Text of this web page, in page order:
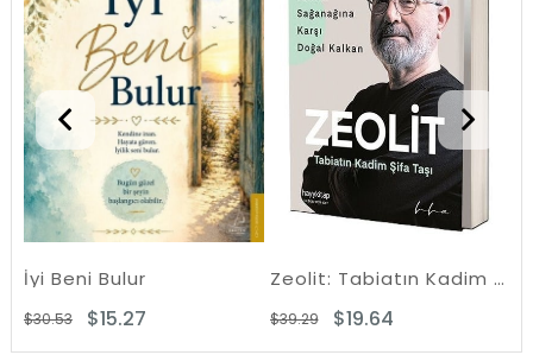
İyi Beni Bulur
$15.27
$30.53
Zeolit: Tabiatın Kadim Şifa Taşı - Toksin Sağanağına Karşı Doğal Kalkan
$19.64
$39.29